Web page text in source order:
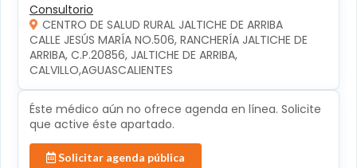
Consultorio
CENTRO DE SALUD RURAL JALTICHE DE ARRIBA
CALLE JESÚS MARÍA NO.506, RANCHERÍA JALTICHE DE
ARRIBA, C.P.20856, JALTICHE DE ARRIBA,
CALVILLO,AGUASCALIENTES
Éste médico aún no ofrece agenda en línea. Solicite
que active éste apartado.
Solicitar agenda pública